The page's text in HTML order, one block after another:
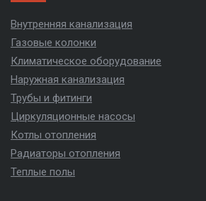
Внутренняя канализация
Газовые колонки
Климатическое оборудование
Наружная канализация
Трубы и фитинги
Циркуляционные насосы
Котлы отопления
Радиаторы отопления
Теплые полы